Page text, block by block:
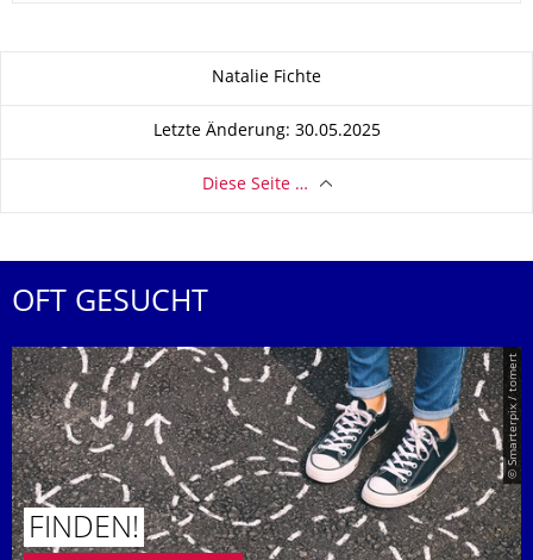
Natalie Fichte
Letzte Änderung: 30.05.2025
Diese Seite …
OFT GESUCHT
© Smarterpix / tomert
FINDEN!